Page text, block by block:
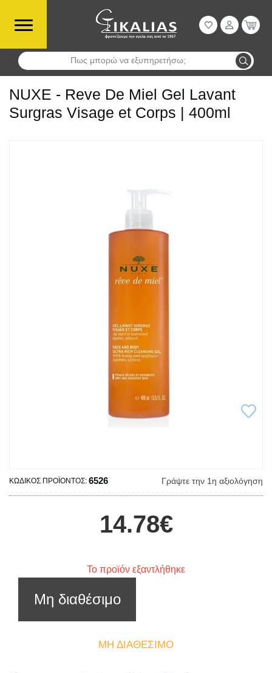
Πως μπορώ να εξυπηρετήσω;
Αναζήτηση
NUXE - Reve De Miel Gel Lavant
Surgras Visage et Corps | 400ml
ΚΩΔΙΚΌΣ ΠΡΟΪΌΝΤΟΣ: 6526 Γράψτε την 1η αξιολόγηση
14.78€
Το προϊόν εξαντλήθηκε
Μη διαθέσιμο
ΜΗ ΔΙΑΘΈΣΙΜΟ